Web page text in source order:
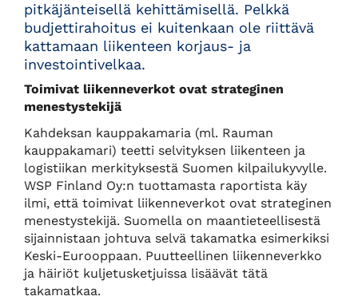
pitkäjänteisellä kehittämisellä. Pelkkä
budjettirahoitus ei kuitenkaan ole riittävä
kattamaan liikenteen korjaus- ja
investointivelkaa.
Toimivat liikenneverkot ovat strateginen
menestystekijä
Kahdeksan kauppakamaria (ml. Rauman
kauppakamari) teetti selvityksen liikenteen ja
logistiikan merkityksestä Suomen kilpailukyvylle.
WSP Finland Oy:n tuottamasta raportista käy
ilmi, että toimivat liikenneverkot ovat strateginen
menestystekijä. Suomella on maantieteellisestä
sijainnistaan johtuva selvä takamatka esimerkiksi
Keski-Eurooppaan. Puutteellinen liikenneverkko
ja häiriöt kuljetusketjuissa lisäävät tätä
takamatkaa.